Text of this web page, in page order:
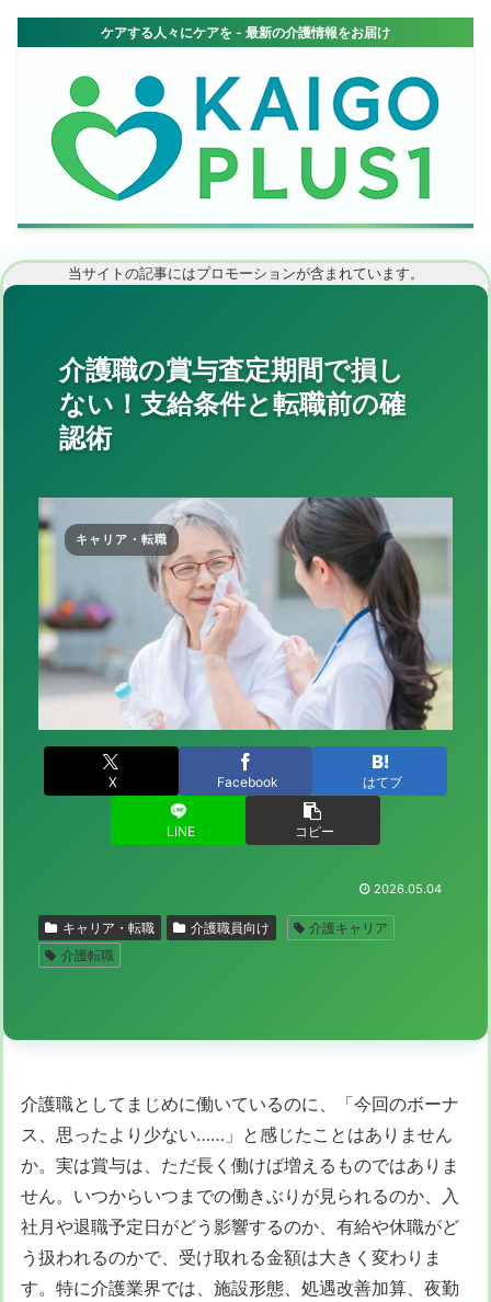
当サイトの記事にはプロモーションが含まれています。
介護職の賞与査定期間で損し
ない！支給条件と転職前の確
認術
キャリア・転職
X Facebook はてブ
LINE コピー
2026.05.04
キャリア・転職 介護職員向け
介護キャリア
介護転職
介護職としてまじめに働いているのに、「今回のボーナ
ス、思ったより少ない……」と感じたことはありません
か。実は賞与は、ただ長く働けば増えるものではありま
せん。いつからいつまでの働きぶりが見られるのか、入
社月や退職予定日がどう影響するのか、有給や休職がど
う扱われるのかで、受け取れる金額は大きく変わりま
す。特に介護業界では、施設形態、処遇改善加算、夜勤